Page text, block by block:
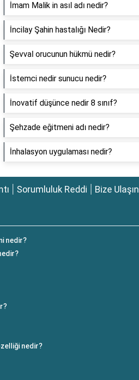
İmam Malik in asıl adı nedir?
İncilay Şahin hastalığı Nedir?
Şevval orucunun hükmü nedir?
İstemci nedir sunucu nedir?
İnovatif düşünce nedir 8 sınıf?
Şehzade eğitmeni adı nedir?
İnhalasyon uygulaması nedir?
Sorumluluk Reddi Bize Ulaşın
nedir?
nedir?